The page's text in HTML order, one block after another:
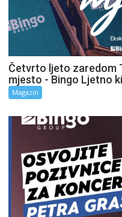
Četvrto ljeto zaredom
mjesto - Bingo Ljetno
Magazin